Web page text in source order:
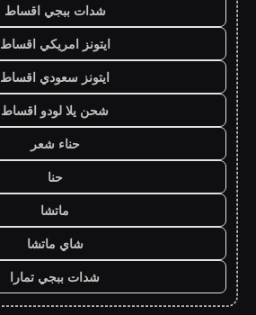
شدات ببجي اقساط
ايتونز امريكي اقساط
ايتونز سعودي اقساط
شحن يلا لودو اقساط
حناء شعر
حنا
ماتشا
شاي ماتشا
شدات ببجي تمارا